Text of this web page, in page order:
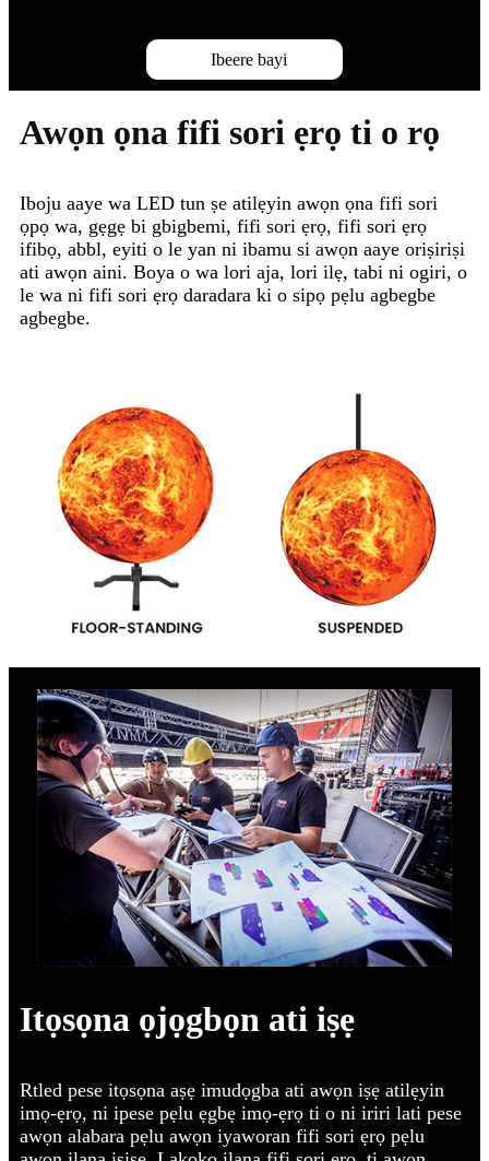
Ibeere bayi
Awọn ọna fifi sori ẹrọ ti o rọ
Iboju aaye wa LED tun ṣe atilẹyin awọn ọna fifi sori
ọpọ wa, gẹgẹ bi gbigbemi, fifi sori ẹrọ, fifi sori ẹrọ
ifibọ, abbl, eyiti o le yan ni ibamu si awọn aaye oriṣiriṣi
ati awọn aini. Boya o wa lori aja, lori ilẹ, tabi ni ogiri, o
le wa ni fifi sori ẹrọ daradara ki o sipọ pẹlu agbegbe
agbegbe.
Itọsọna ọjọgbọn ati iṣẹ
Rtled pese itọsọna aṣẹ imudọgba ati awọn iṣẹ atilẹyin
imọ-ẹrọ, ni ipese pẹlu ẹgbẹ imọ-ẹrọ ti o ni iriri lati pese
awọn alabara pẹlu awọn iyaworan fifi sori ẹrọ pẹlu